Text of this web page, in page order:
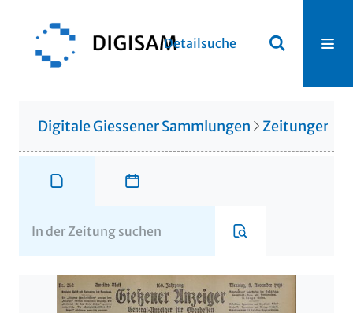
Detailsuche
Digitale Giessener Sammlungen Zeitungen